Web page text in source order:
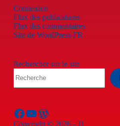
Connexion
Flux des publications
Flux des commentaires
Site de WordPress-FR
Rechercher sur le site
Facebook
YouTube
WordPress
Copyright © 2026 - JJ